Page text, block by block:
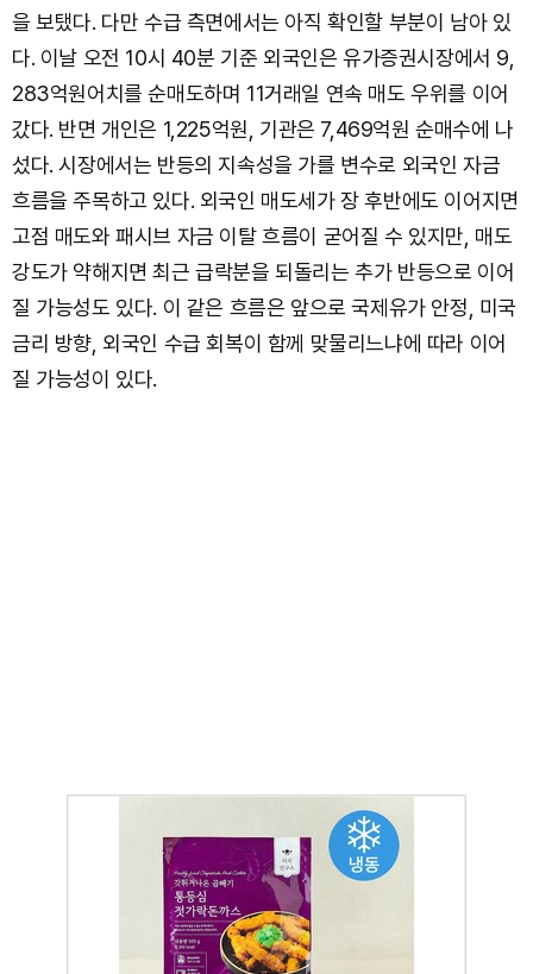
을 보탰다. 다만 수급 측면에서는 아직 확인할 부분이 남아 있
다. 이날 오전 10시 40분 기준 외국인은 유가증권시장에서 9,
283억원어치를 순매도하며 11거래일 연속 매도 우위를 이어
갔다. 반면 개인은 1,225억원, 기관은 7,469억원 순매수에 나
섰다. 시장에서는 반등의 지속성을 가를 변수로 외국인 자금
흐름을 주목하고 있다. 외국인 매도세가 장 후반에도 이어지면
고점 매도와 패시브 자금 이탈 흐름이 굳어질 수 있지만, 매도
강도가 약해지면 최근 급락분을 되돌리는 추가 반등으로 이어
질 가능성도 있다. 이 같은 흐름은 앞으로 국제유가 안정, 미국
금리 방향, 외국인 수급 회복이 함께 맞물리느냐에 따라 이어
질 가능성이 있다.